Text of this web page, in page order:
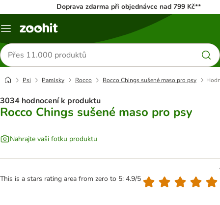
Doprava zdarma při objednávce nad 799 Kč**
Menu
Hledat
produkty
Psi Pamlsky Rocco Rocco Chings sušené maso pro psy
3034 hodnocení k produktu
Rocco Chings sušené maso pro psy
Nahrajte vaši fotku produktu
This is a stars rating area from zero to 5: 4.9/5